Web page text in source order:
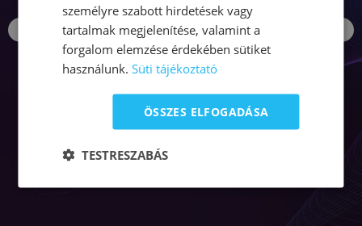
személyre szabott hirdetések vagy
tartalmak megjelenítése, valamint a
forgalom elemzése érdekében sütiket
használunk. Süti tájékoztató
ÖSSZES ELFOGADÁSA
TESTRESZABÁS